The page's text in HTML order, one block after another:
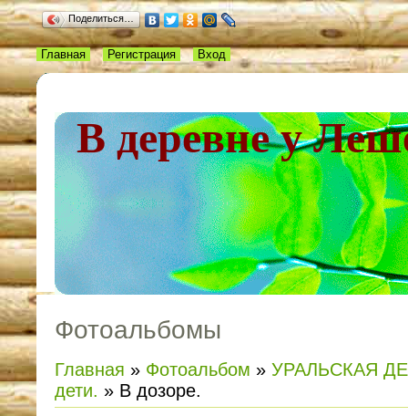
Поделиться…
В деревне у
Главная Регистрация Вход
Фотоальбомы
Главная » Фотоальбом » УРАЛЬСКАЯ
дети. » В дозоре.